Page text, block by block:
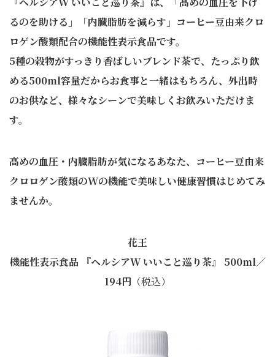
るのを助ける」「内臓脂肪を減らす」コーヒー豆由来クロ
ロゲン酸類配合の機能性表示食品です。
5種の穀物がすっきり香ばしいブレンド茶で、たっぷり飲
める500ml容量だからお食事と一緒はもちろん、外出時
のお供など、様々なシーンで美味しくお飲みいただけま
す。
高めの血圧・内臓脂肪が気になるあなた、コーヒー豆由来
クロロゲン酸類のWの機能で美味しい健康習慣はじめてみ
ませんか。
花王
機能性表⽰⾷品 『ヘルシアW いいこと巡り茶』 500ml／
194円 （税込）